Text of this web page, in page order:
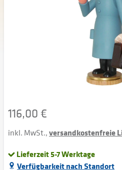
116,00 €
inkl. MwSt.,versandkostenfreie
Lieferzeit 5-7 Werktage
Verfügbarkeit nach Standort